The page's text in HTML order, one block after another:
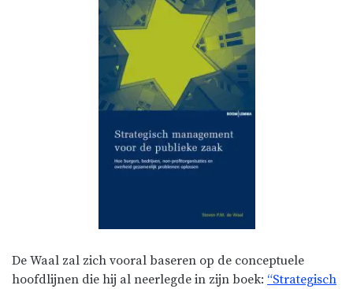
De Waal zal zich vooral baseren op de conceptuele
hoofdlijnen die hij al neerlegde in zijn boek: “Strategisch